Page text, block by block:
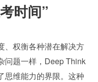
时间”
、权衡各种潜在解决方
问题一样，Deep Think
思维能力的界限。这种